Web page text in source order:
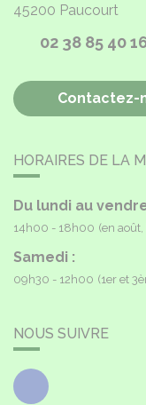
45200 Paucourt
02 38 85 40
Contactez-
HORAIRES DE LA
Du lundi au
14h00 - 18h00 (en
Samedi :
09h30 - 12h00 (1er et
NOUS SUIVRE
Facebook